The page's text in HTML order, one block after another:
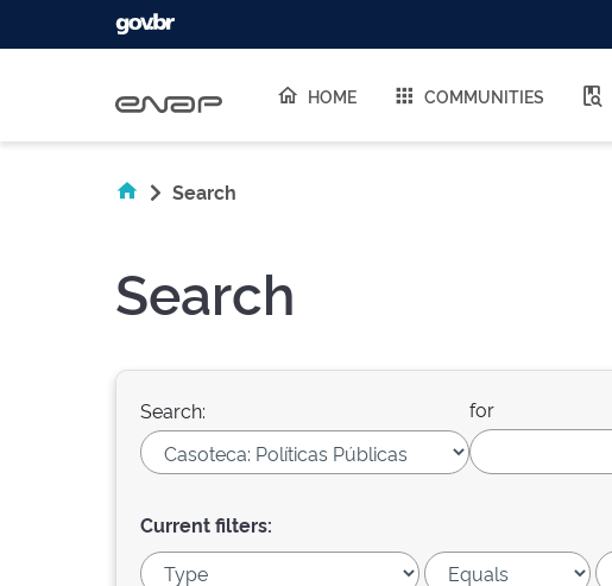
HOME COMMUNITIES
Search
Search
Search: for
Current filters: